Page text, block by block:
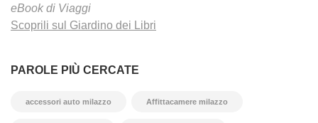
eBook di Viaggi
Scoprili sul Giardino dei Libri
PAROLE PIÙ CERCATE
accessori auto milazzo Affittacamere milazzo